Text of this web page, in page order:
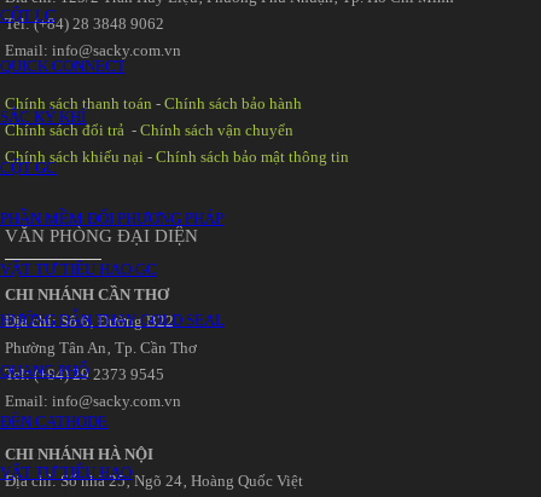
CỘT LC
QUICK CONNECT
SẮC KÝ KHÍ
CỘT GC
PHẦN MỀM ĐỔI PHƯƠNG PHÁP
VẬT TƯ TIÊU HAO GC
HƯỚNG DẪN THAY GOLD SEAL
QUANG PHỔ
ĐÈN CATHODE
VẬT TƯ TIÊU HAO
Tel: (+84) 28 3848 9062
Email: info@sacky.com.vn
Chính sách thanh toán -Chính sách bảo hành
Chính sách đổi trả -Chính sách vận chuyển
Chính sách khiếu nại -Chính sách bảo mật thông tin
VĂN PHÒNG ĐẠI DIỆN
CHI NHÁNH CẦN THƠ
Địa chỉ: Số 6‚ Đường B22
Phường Tân An‚ Tp. Cần Thơ
Tel: (+84) 29 2373 9545
Email: info@sacky.com.vn
CHI NHÁNH HÀ NỘI
Địa chỉ: Số nhà 25‚ Ngõ 24‚ Hoàng Quốc Việt